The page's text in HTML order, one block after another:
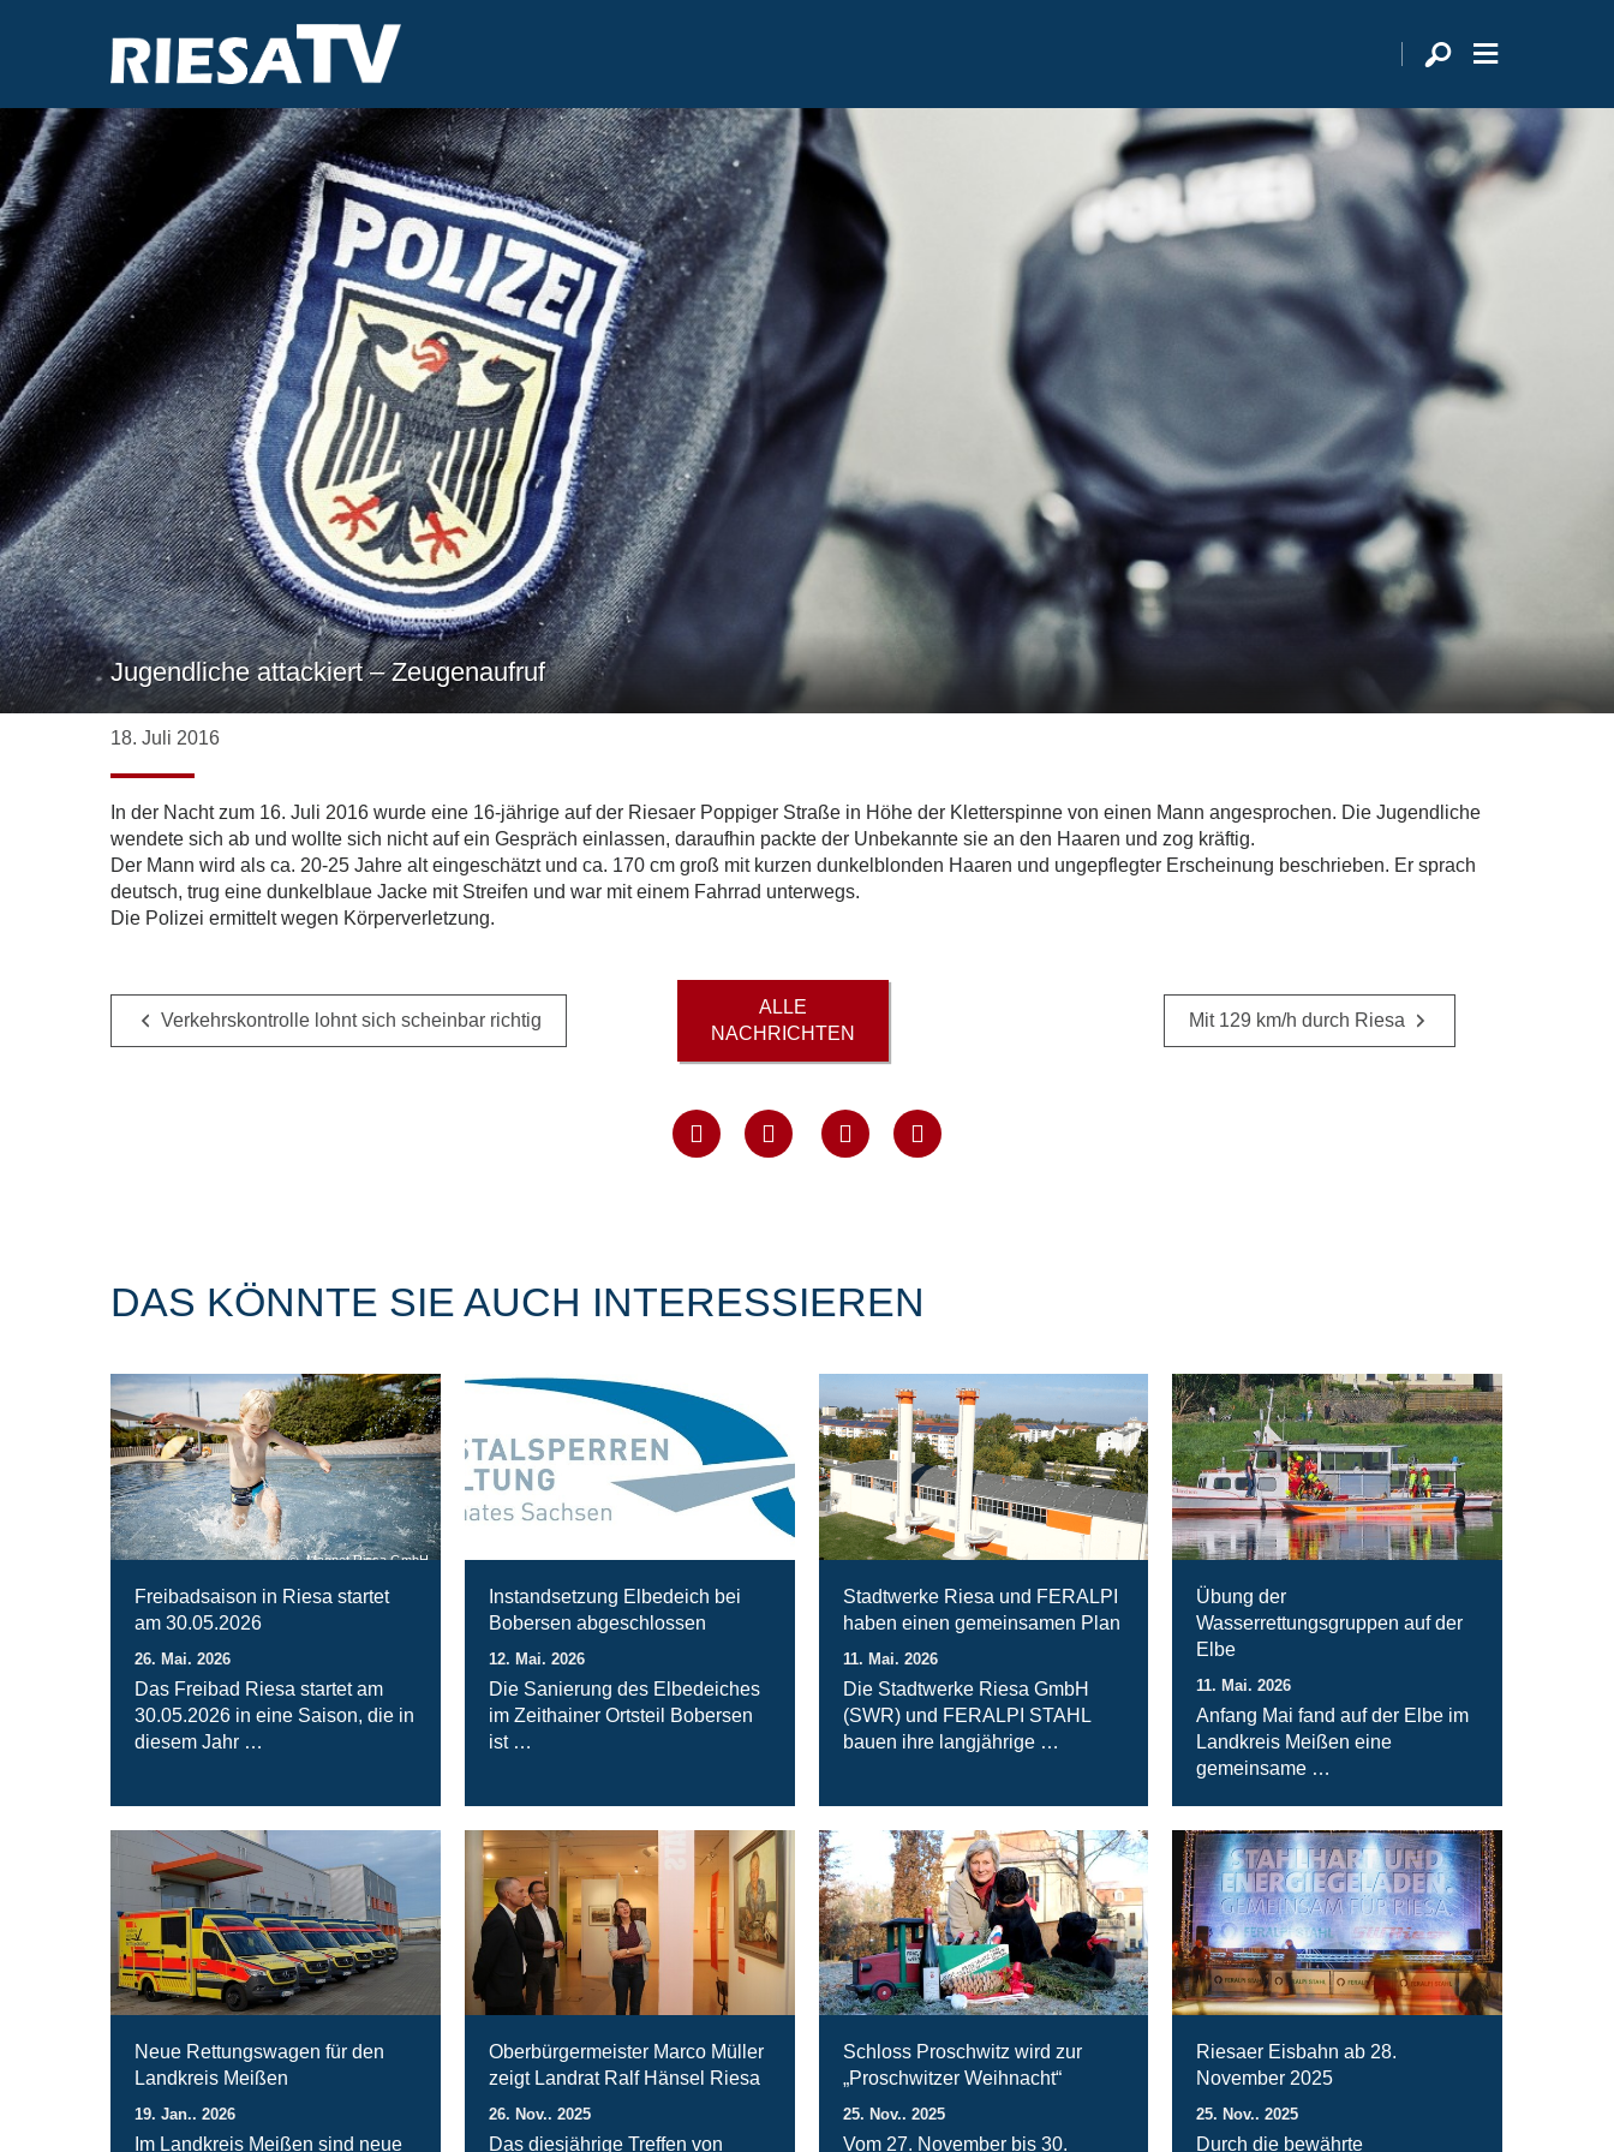
Jugendliche attackiert – Zeugenaufruf
18. Juli 2016
In der Nacht zum 16. Juli 2016 wurde eine 16-jährige auf der Riesaer Poppiger Straße in Höhe der Kletterspinne von einen Mann angesprochen. Die Jugendliche
wendete sich ab und wollte sich nicht auf ein Gespräch einlassen, daraufhin packte der Unbekannte sie an den Haaren und zog kräftig.
Der Mann wird als ca. 20-25 Jahre alt eingeschätzt und ca. 170 cm groß mit kurzen dunkelblonden Haaren und ungepflegter Erscheinung beschrieben. Er sprach
deutsch, trug eine dunkelblaue Jacke mit Streifen und war mit einem Fahrrad unterwegs.
Die Polizei ermittelt wegen Körperverletzung.
Verkehrskontrolle lohnt sich scheinbar richtig
ALLE
NACHRICHTEN
Mit 129 km/h durch Riesa
DAS KÖNNTE SIE AUCH INTERESSIEREN
Magnet Riesa GmbH
Freibadsaison in Riesa startet
am 30.05.2026
26. Mai. 2026
Das Freibad Riesa startet am
30.05.2026 in eine Saison, die in
diesem Jahr …
Instandsetzung Elbedeich bei
Bobersen abgeschlossen
12. Mai. 2026
Die Sanierung des Elbedeiches
im Zeithainer Ortsteil Bobersen
ist …
Stadtwerke Riesa und FERALPI
haben einen gemeinsamen Plan
11. Mai. 2026
Die Stadtwerke Riesa GmbH
(SWR) und FERALPI STAHL
bauen ihre langjährige …
Übung der
Wasserrettungsgruppen auf der
Elbe
11. Mai. 2026
Anfang Mai fand auf der Elbe im
Landkreis Meißen eine
gemeinsame …
Neue Rettungswagen für den
Landkreis Meißen
19. Jan.. 2026
Im Landkreis Meißen sind neue
Oberbürgermeister Marco Müller
zeigt Landrat Ralf Hänsel Riesa
26. Nov.. 2025
Das diesjährige Treffen von
Schloss Proschwitz wird zur
„Proschwitzer Weihnacht“
25. Nov.. 2025
Vom 27. November bis 30.
Riesaer Eisbahn ab 28.
November 2025
25. Nov.. 2025
Durch die bewährte